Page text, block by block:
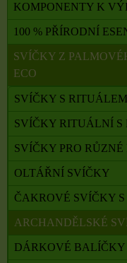
KOMPONENTY K
100 % PŘÍRODNÍ
SVÍČKY Z
ECO
SVÍČKY S RITUÁLEM
SVÍČKY RITUÁLNÍ S
SVÍČKY PRO
OLTÁŘNÍ SVÍČKY
ČAKROVÉ SVÍČKY
ARCHANDĚLSKÉ
DÁRKOVÉ